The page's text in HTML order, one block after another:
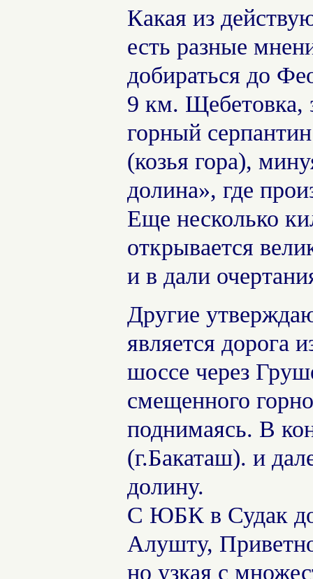
Какая из
есть разные
добираться до
9 км. Щебетовка,
горный
(козья гора),
долина», где
Еще несколько
открывается
и в дали
Другие
является дорога
шоссе через
смещенного
поднимаясь. В
(г.Бакаташ). и
долину.
С ЮБК в Судак
Алушту,
но узкая с